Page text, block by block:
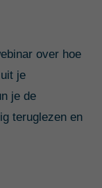
over hoe
je
je de
teruglezen en